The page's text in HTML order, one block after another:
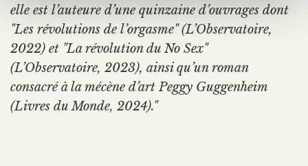
elle est l’auteure d’une quinzaine d’ouvrages dont
"Les révolutions de l’orgasme" (L’Observatoire,
2022) et "La révolution du No Sex"
(L’Observatoire, 2023), ainsi qu’un roman
consacré à la mécène d’art Peggy Guggenheim
(Livres du Monde, 2024)."